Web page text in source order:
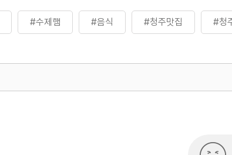
#수제햄 #음식 #청주맛집 #청